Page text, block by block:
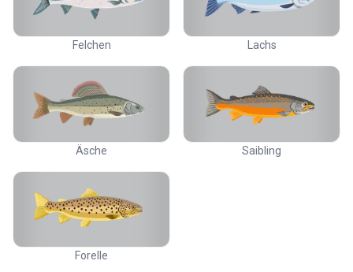
Felchen Lachs
Äsche Saibling
Forelle